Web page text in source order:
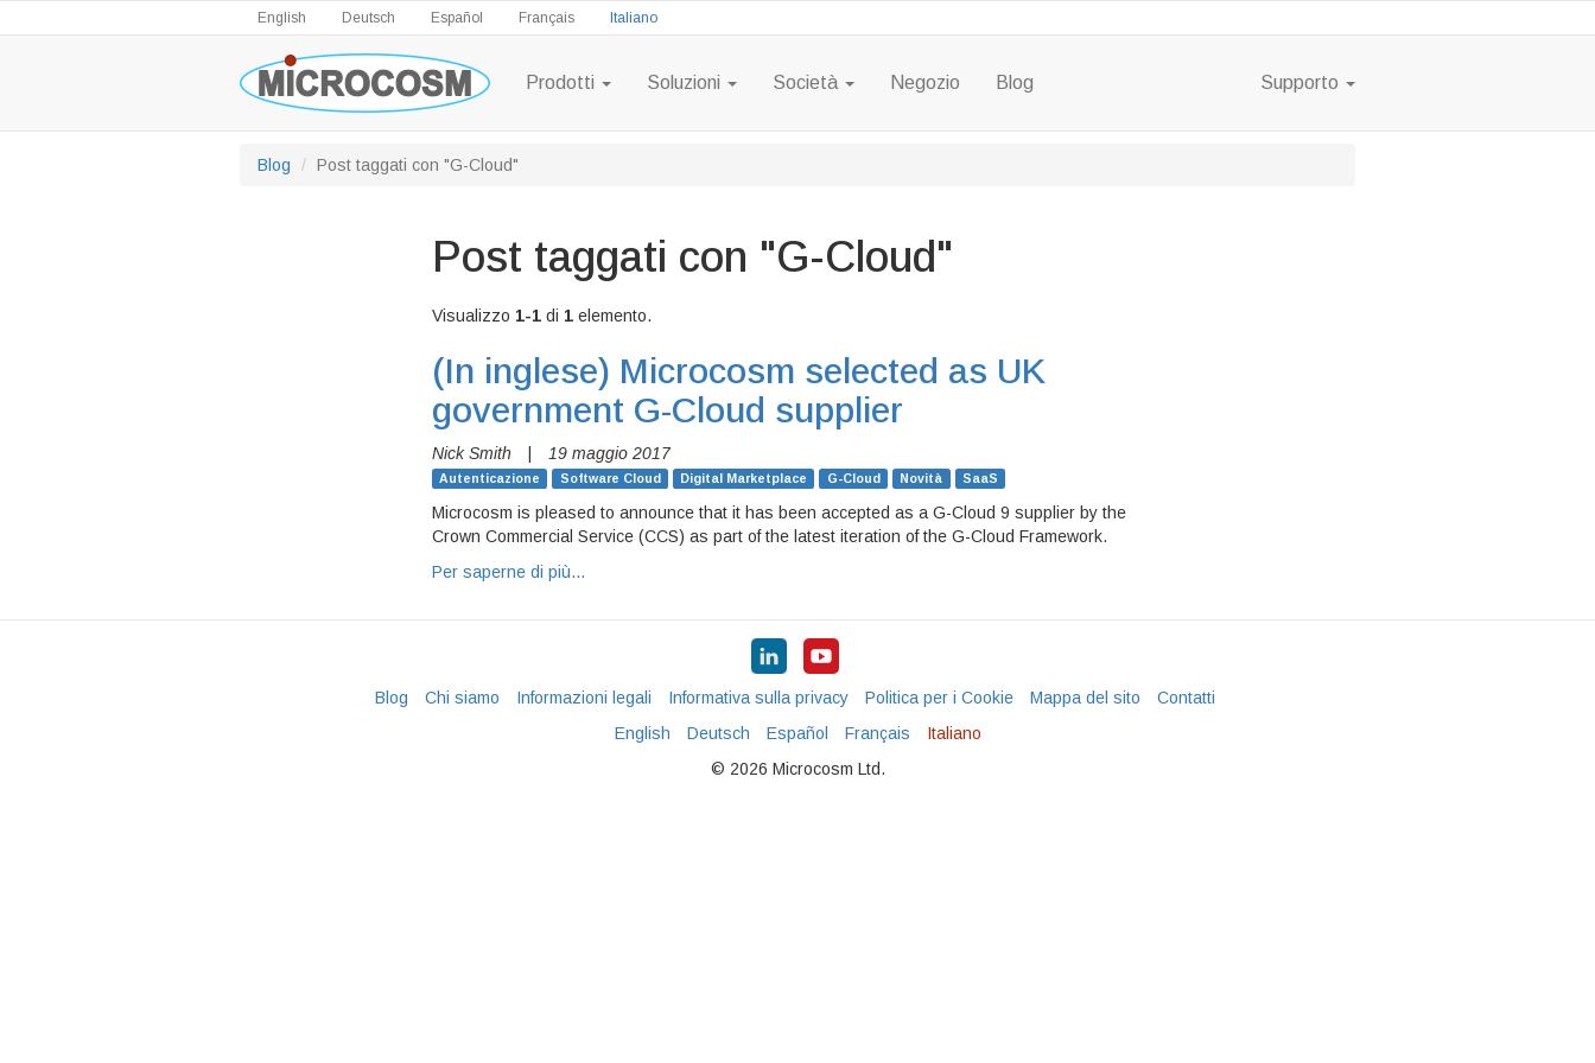
English Deutsch Español Français Italiano
Prodotti Soluzioni Società Negozio Blog Supporto
Blog Post taggati con "G-Cloud"
Post taggati con "G-Cloud"
Visualizzo 1-1di 1elemento.
(In inglese) Microcosm selected as UK
government G-Cloud supplier
Nick Smith 19 maggio 2017
Autenticazione Software Cloud Digital Marketplace G-Cloud Novità SaaS
Microcosm is pleased to announce that it has been accepted as a G-Cloud 9 supplier by the
Crown Commercial Service (CCS) as part of the latest iteration of the G-Cloud Framework.
Per saperne di più…
Blog Chi siamo Informazioni legali Informativa sulla privacy Politica per i Cookie Mappa del sito
Contatti
English
Deutsch Español Français
Italiano
© 2026 Microcosm Ltd.